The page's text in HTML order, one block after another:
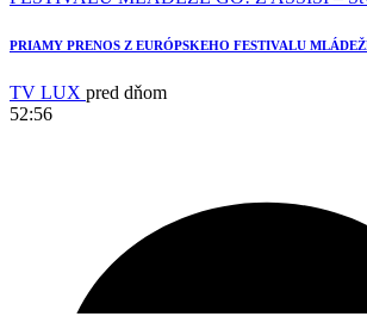
PRIAMY PRENOS Z EURÓPSKEHO FESTIVALU
TV LUX pred dňom
52:56